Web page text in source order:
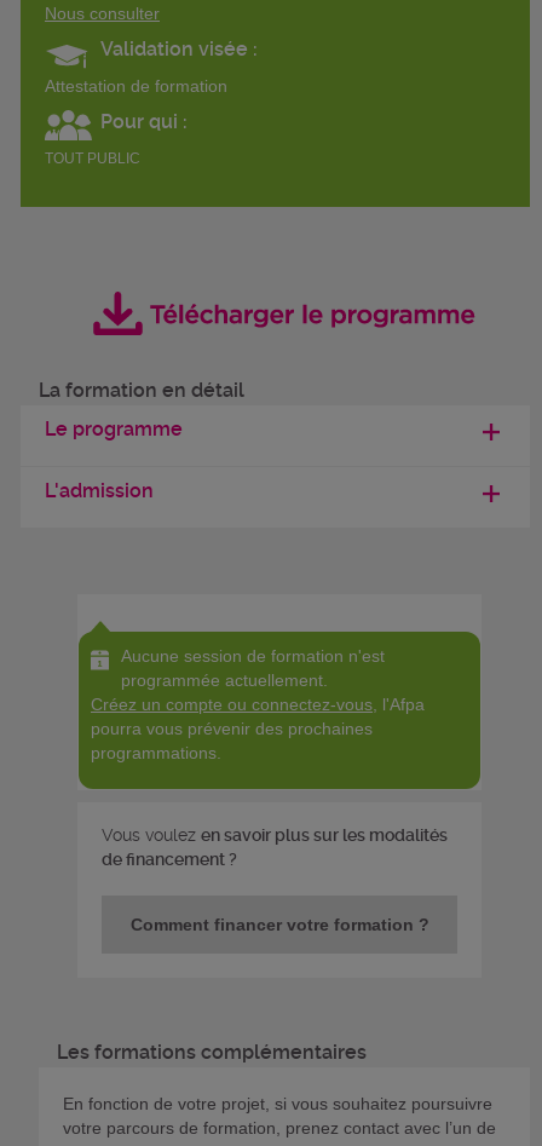
Nous consulter
Validation visée :
Attestation de formation
Pour qui :
TOUT PUBLIC
La formation en détail
Le programme
L'admission
Aucune session de formation n'est
programmée actuellement.
Créez un compte ou connectez-vous , l'Afpa
pourra vous prévenir des prochaines
programmations.
Vous voulez en savoir plus sur les modalités
de financement ?
Comment financer votre formation ?
Les formations complémentaires
En fonction de votre projet, si vous souhaitez poursuivre
votre parcours de formation, prenez contact avec l’un de